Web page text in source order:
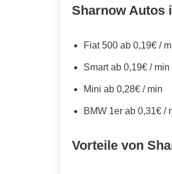
Sharnow Autos
Fiat 500 ab 0,19€ /
Smart ab 0,19€ / min
Mini ab 0,28€ / min
BMW 1er ab 0,31€ /
Vorteile von